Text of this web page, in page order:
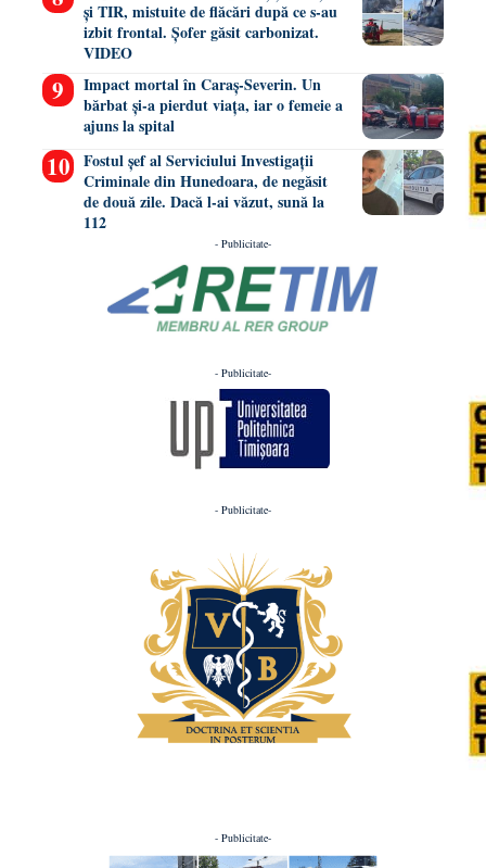
și TIR, mistuite de flăcări după ce s-au
izbit frontal. Șofer găsit carbonizat.
VIDEO
Impact mortal în Caraș-Severin. Un
bărbat și-a pierdut viața, iar o femeie a
ajuns la spital
Fostul șef al Serviciului Investigații
Criminale din Hunedoara, de negăsit
de două zile. Dacă l-ai văzut, sună la
112
- Publicitate-
- Publicitate-
- Publicitate-
- Publicitate-